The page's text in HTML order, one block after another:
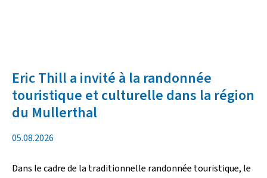
eEric Thill a invité à la randonnée
touristique et culturelle dans la région
du Mullerthal
d
a
05.08.2026
Dans le cadre de la traditionnelle randonnée touristique, le